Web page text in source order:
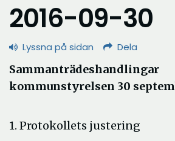
2016-09-30
Lyssna på sidan Dela
Sammanträdeshandlingar
kommunstyrelsen 30
1. Protokollets justering